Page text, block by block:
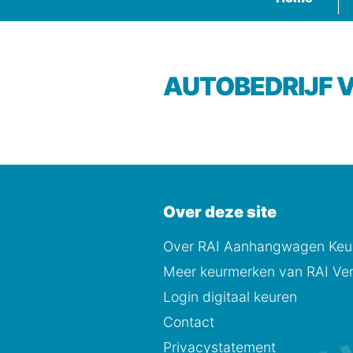
AUTOBEDRIJF
Over deze site
Over RAI Aanhangwagen
Meer keurmerken van RAI
Login digitaal keuren
Contact
Privacystatement